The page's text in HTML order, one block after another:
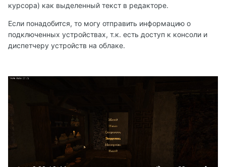
курсора) как выделенный текст в редакторе.
Если понадобится, то могу отправить информацию о
подключенных устройствах, т.к. есть доступ к консоли и
диспетчеру устройств на облаке.